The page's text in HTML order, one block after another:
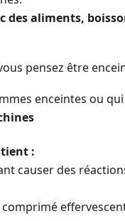
des aliments,
pensez être
enceintes ou
:
causer des